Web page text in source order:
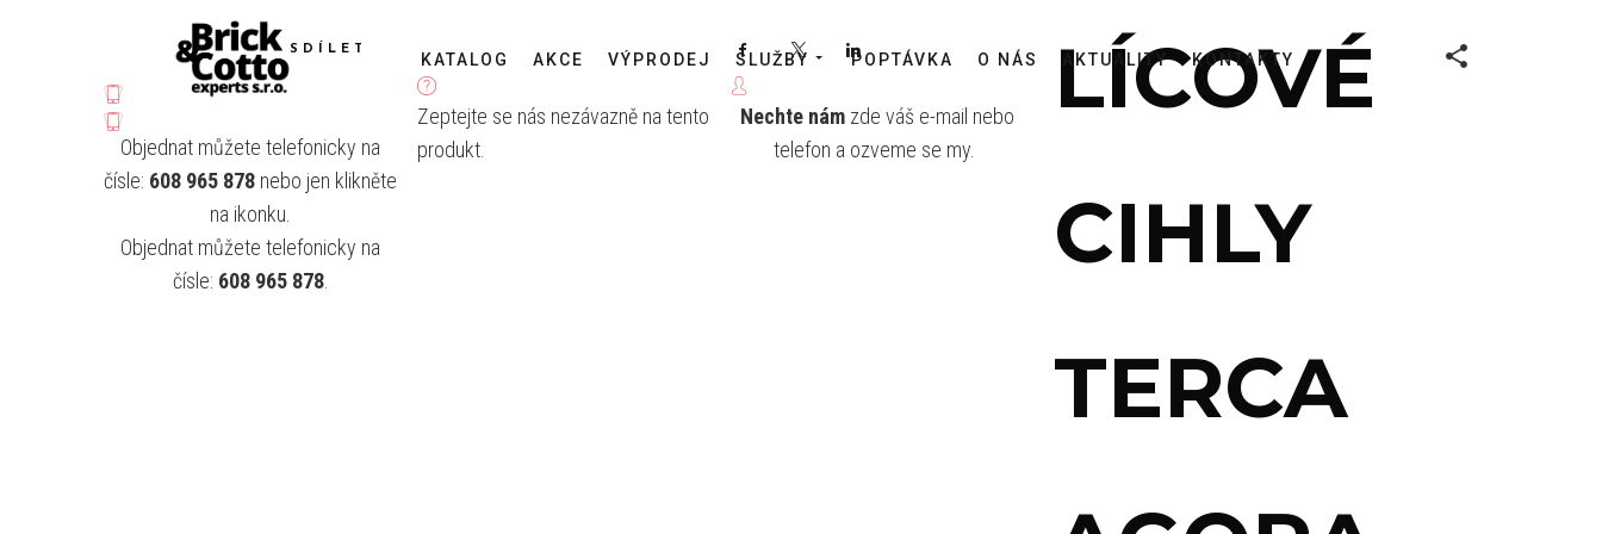
KATALOG AKCE VÝPRODEJ SLUŽBY POPTÁVKA O NÁS AKTUALITY KONTAKTY
SDÍLET Facebook LinkedIn
Objednat můžete telefonicky na
čísle: 608 965 878 nebo jen klikněte
na ikonku.
Objednat můžete telefonicky na
čísle: 608 965 878.
Zeptejte se nás nezávazně na tento
produkt.
Nechte námzde váš e-mail nebo
telefon a ozveme se my.
LÍCOVÉ
CIHLY
TERCA